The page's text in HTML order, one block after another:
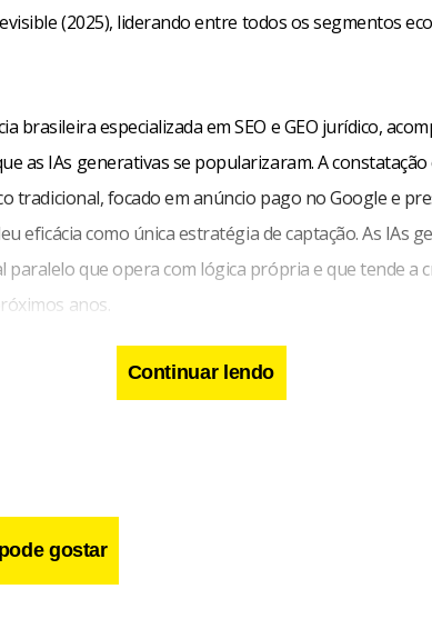
(2025), liderando entre todos os segmentos
brasileira especializada em SEO e GEO jurídico,
as IAs generativas se popularizaram. A
tradicional, focado em anúncio pago no Google e
eficácia como única estratégia de captação. As IAs
paralelo que opera com lógica própria e que tende a
anos.
Continuar lendo
gostar